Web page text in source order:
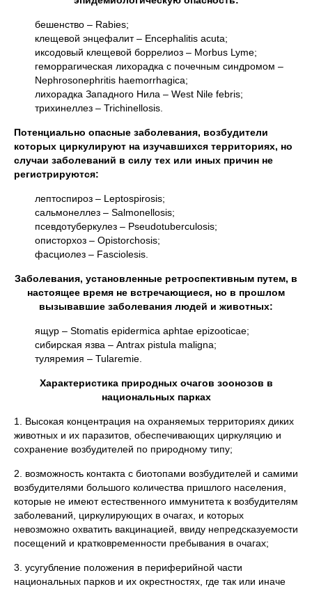
бешенство – Rabies;
клещевой энцефалит – Encephalitis acuta;
иксодовый клещевой боррелиоз – Morbus Lyme;
геморрагическая лихорадка с почечным синдромом –
Nephrosonephritis haemorrhagica;
лихорадка Западного Нила – West Nile febris;
трихинеллез – Trichinellosis.
Потенциально опасные заболевания, возбудители
которых циркулируют на изучавшихся территориях, но
случаи заболеваний в силу тех или иных причин не
регистрируются:
лептоспироз – Leptospirosis;
сальмонеллез – Salmonellosis;
псевдотуберкулез – Pseudotuberculosis;
описторхоз – Opistorchosis;
фасциолез – Fasciolesis.
Заболевания, установленные ретроспективным путем, в
настоящее время не встречающиеся, но в прошлом
вызывавшие заболевания людей и животных:
ящур – Stomatis epidermica aphtae epizooticae;
сибирская язва – Antrax pistula maligna;
туляремия – Tularemie.
Характеристика природных очагов зоонозов в
национальных парках
1. Высокая концентрация на охраняемых территориях диких
животных и их паразитов, обеспечивающих циркуляцию и
сохранение возбудителей по природному типу;
2. возможность контакта с биотопами возбудителей и самими
возбудителями большого количества пришлого населения,
которые не имеют естественного иммунитета к возбудителям
заболеваний, циркулирующих в очагах, и которых
невозможно охватить вакцинацией, ввиду непредсказуемости
посещений и кратковременности пребывания в очагах;
3. усугубление положения в периферийной части
национальных парков и их окрестностях, где так или иначе